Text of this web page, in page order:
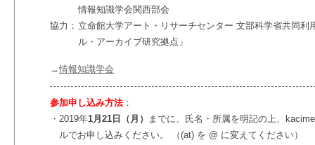
情報知識学会関西部会
協力： 立命館大学アート・リサーチセンター 文部科学省共同
ル・アーカイブ研究拠点」
→情報知識学会
参加申し込み方法：
・ 2019年1月21日（月）
までに、氏名・所属を明記の上、
ルでお申し込みください。 （(at) を @ に変えてください）